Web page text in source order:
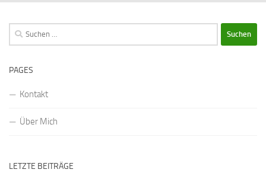
Suchen
nach:
PAGES
Kontakt
Über Mich
LETZTE BEITRÄGE